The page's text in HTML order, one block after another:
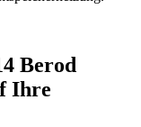
Berod
Ihre